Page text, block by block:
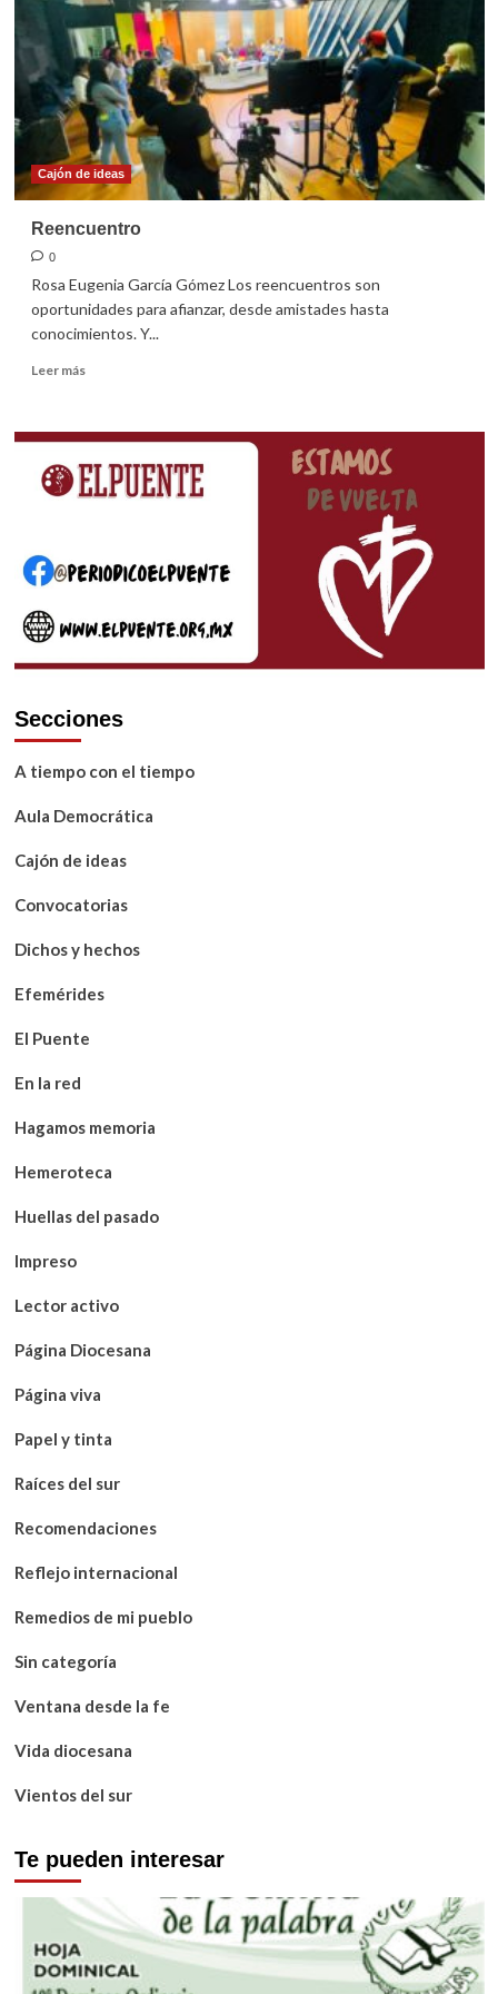
Cajón de ideas
Reencuentro
0
Rosa Eugenia García Gómez Los reencuentros son
oportunidades para afianzar, desde amistades hasta
conocimientos. Y...
Leer másLeer
Reencuentro
Secciones
A tiempo con el tiempo
Aula Democrática
Cajón de ideas
Convocatorias
Dichos y hechos
Efemérides
El Puente
En la red
Hagamos memoria
Hemeroteca
Huellas del pasado
Impreso
Lector activo
Página Diocesana
Página viva
Papel y tinta
Raíces del sur
Recomendaciones
Reflejo internacional
Remedios de mi pueblo
Sin categoría
Ventana desde la fe
Vida diocesana
Vientos del sur
Te pueden interesar